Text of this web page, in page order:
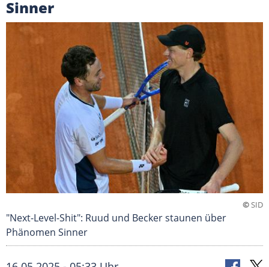
Sinner
©SID
"Next-Level-Shit": Ruud und Becker staunen über
Phänomen Sinner